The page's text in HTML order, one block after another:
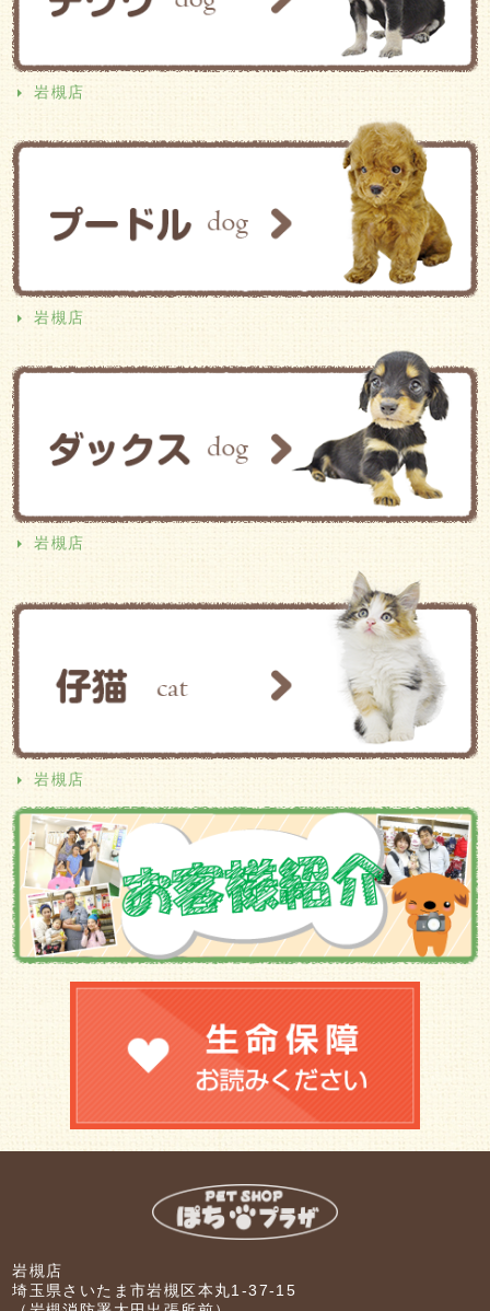
岩槻店
岩槻店
岩槻店
岩槻店
岩槻店
埼玉県さいたま市岩槻区本丸1-37-15